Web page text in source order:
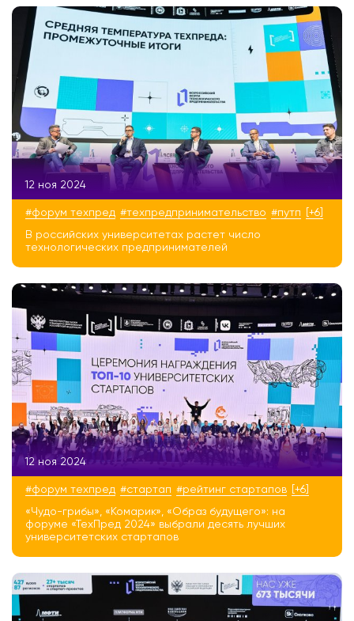
12 ноя 2024
#форум техпред #техпредпринимательство #путп
[+6]
В российских университетах растет число
технологических предпринимателей
12 ноя 2024
#форум техпред #стартап #рейтинг стартапов
[+6]
«Чудо-грибы», «Комарик», «Образ будущего»: на
форуме «ТехПред 2024» выбрали десять лучших
университетских стартапов